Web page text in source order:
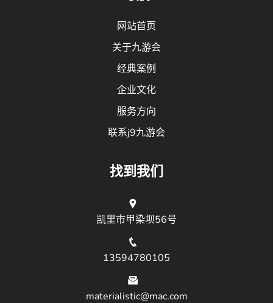
网站首页
关于九游会
经典案例
企业文化
服务方向
联系j9九游会
找到我们
凯里市甲染坝56号
13594780105
materialistic@mac.com